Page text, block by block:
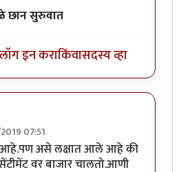
छान सुरुवात
लॉग इन कराकिंवासदस्य व्हा
07:51
आहे.पण असे लक्षात आले आहे की
वर बाजार चालतो.आणी